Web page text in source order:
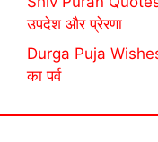
उपदेश और प्रेरणा
Durga Puja
का पर्व